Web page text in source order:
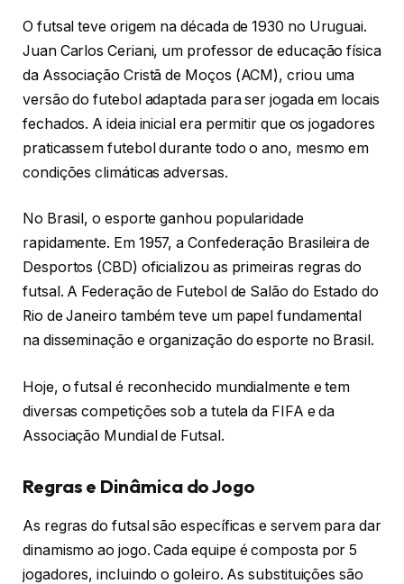
O futsal teve origem na década de 1930 no Uruguai.
Juan Carlos Ceriani, um professor de educação física
da Associação Cristã de Moços (ACM), criou uma
versão do futebol adaptada para ser jogada em locais
fechados. A ideia inicial era permitir que os jogadores
praticassem futebol durante todo o ano, mesmo em
condições climáticas adversas.
No Brasil, o esporte ganhou popularidade
rapidamente. Em 1957, a Confederação Brasileira de
Desportos (CBD) oficializou as primeiras regras do
futsal. A Federação de Futebol de Salão do Estado do
Rio de Janeiro também teve um papel fundamental
na disseminação e organização do esporte no Brasil.
Hoje, o futsal é reconhecido mundialmente e tem
diversas competições sob a tutela da FIFA e da
Associação Mundial de Futsal.
Regras e Dinâmica do Jogo
As regras do futsal são específicas e servem para dar
dinamismo ao jogo. Cada equipe é composta por 5
jogadores, incluindo o goleiro. As substituições são